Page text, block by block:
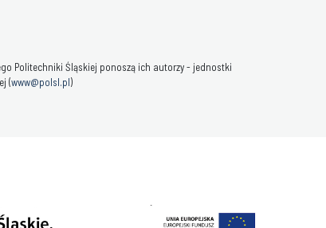
Politechniki Śląskiej ponoszą ich autorzy - jednostki
(www@polsl.pl)